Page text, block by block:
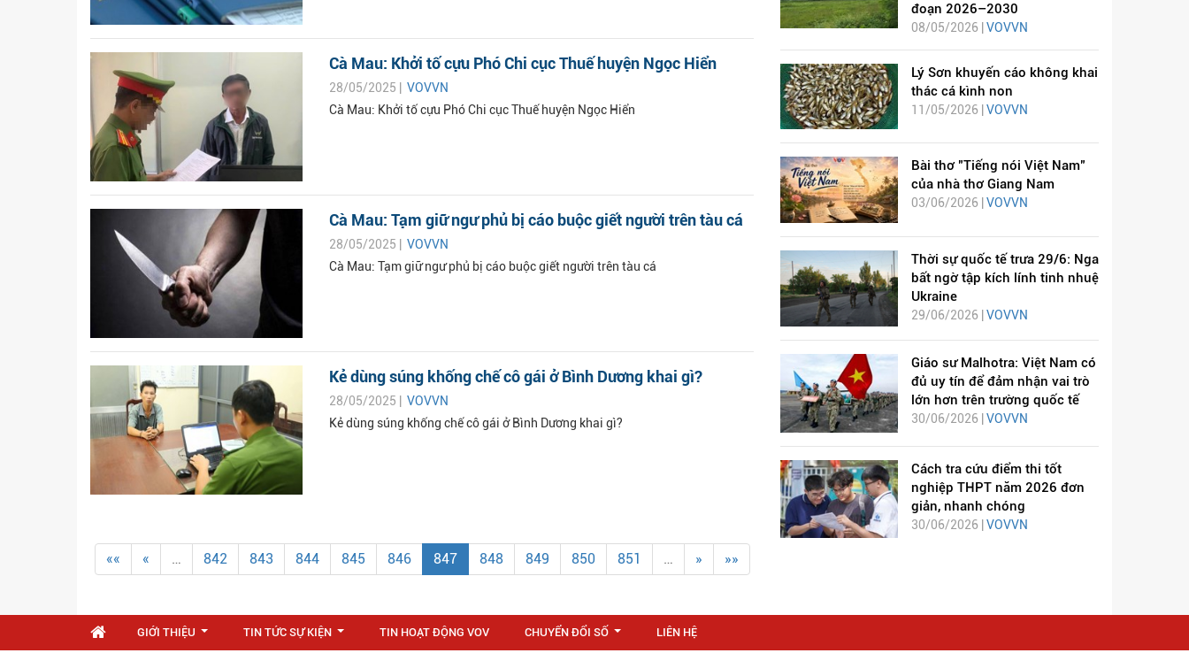
Cà Mau: Khởi tố cựu Phó Chi cục Thuế huyện Ngọc Hiển
28/05/2025 | VOVVN
Cà Mau: Khởi tố cựu Phó Chi cục Thuế huyện Ngọc Hiển
Cà Mau: Tạm giữ ngư phủ bị cáo buộc giết người trên tàu cá
28/05/2025 | VOVVN
Cà Mau: Tạm giữ ngư phủ bị cáo buộc giết người trên tàu cá
Kẻ dùng súng khống chế cô gái ở Bình Dương khai gì?
28/05/2025 | VOVVN
Kẻ dùng súng khống chế cô gái ở Bình Dương khai gì?
«« « … 842 843 844 845 846 847 848 849 850 851 … » »»
đoạn 2026–2030
08/05/2026 | VOVVN
Lý Sơn khuyến cáo không khai
thác cá kình non
11/05/2026 | VOVVN
Bài thơ "Tiếng nói Việt Nam"
của nhà thơ Giang Nam
03/06/2026 | VOVVN
Thời sự quốc tế trưa 29/6: Nga
bất ngờ tập kích lính tinh nhuệ
Ukraine
29/06/2026 | VOVVN
Giáo sư Malhotra: Việt Nam có
đủ uy tín để đảm nhận vai trò
lớn hơn trên trường quốc tế
30/06/2026 | VOVVN
Cách tra cứu điểm thi tốt
nghiệp THPT năm 2026 đơn
giản, nhanh chóng
30/06/2026 |VOVVN
GIỚI THIỆU TIN TỨC SỰ KIỆN TIN HOẠT ĐỘNG VOV CHUYỂN ĐỔI SỐ LIÊN HỆ